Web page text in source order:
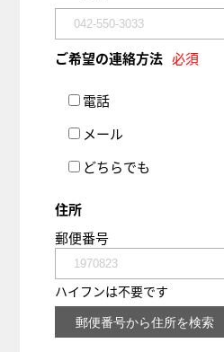
ご希望の連絡方法 必須
電話
メール
どちらでも
住所
郵便番号